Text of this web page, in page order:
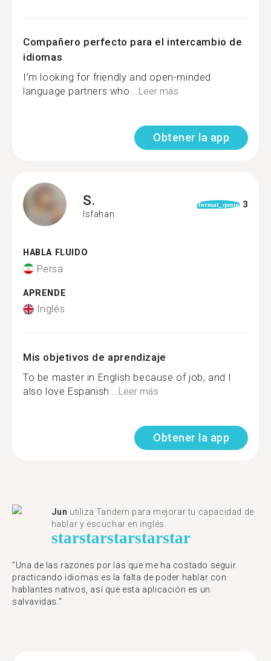
Compañero perfecto para el intercambio de
idiomas
I’m looking for friendly and open-minded
language partners who...Leer más
Obtener la app
S.
Isfahan
format_quote 3
HABLA FLUIDO
Persa
APRENDE
Inglés
Mis objetivos de aprendizaje
To be master in English because of job, and I
also love Espanish...Leer más
Obtener la app
Jun utiliza Tandem para mejorar tu capacidad de
hablar y escuchar en inglés.
starstarstarstarstar
"Una de las razones por las que me ha costado seguir
practicando idiomas es la falta de poder hablar con
hablantes nativos, así que esta aplicación es un
salvavidas."